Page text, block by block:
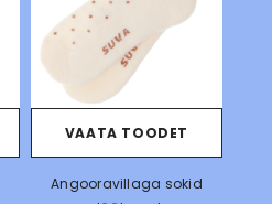
VAATA TOODET
Angooravillaga sokid